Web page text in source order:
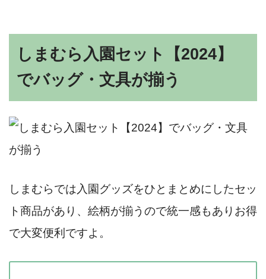
しまむら入園セット【2024】
でバッグ・文具が揃う
しまむらでは入園グッズをひとまとめにしたセッ
ト商品があり、絵柄が揃うので統一感もありお得
で大変便利ですよ。